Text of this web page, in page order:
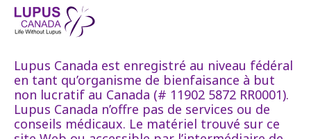
Lupus Canada est enregistré au niveau fédéral
en tant qu’organisme de bienfaisance à but
non lucratif au Canada (# 11902 5872 RR0001).
Lupus Canada n’offre pas de services ou de
conseils médicaux. Le matériel trouvé sur ce